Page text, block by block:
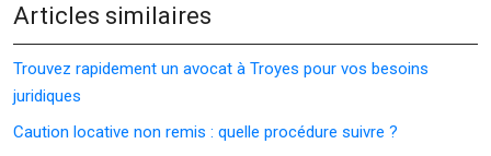
Articles similaires
Trouvez rapidement un avocat à Troyes pour vos besoins
juridiques
Caution locative non remis : quelle procédure suivre ?